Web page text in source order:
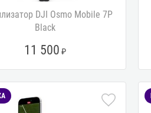
DJI Osmo Mobile 7P
Black
11 500